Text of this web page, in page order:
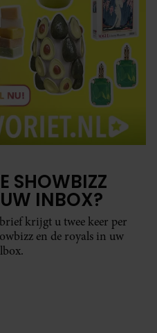
SHOWBIZZ
INBOX?
krijgt u twee keer per
en de royals in uw